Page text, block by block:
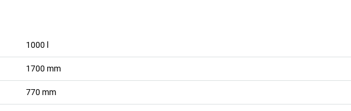
1000
1700 mm
770 mm